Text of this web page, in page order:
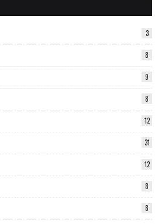
3
8
9
8
12
31
12
8
8